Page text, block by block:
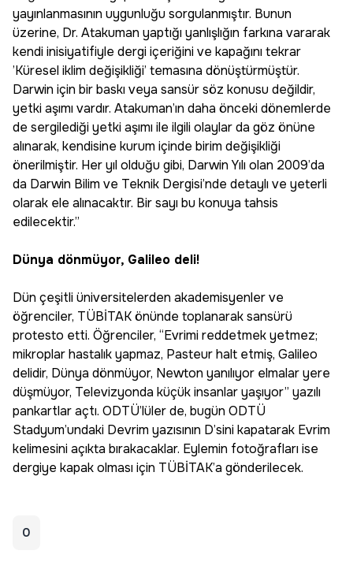
yayınlanmasının uygunluğu sorgulanmıştır. Bunun
üzerine, Dr. Atakuman yaptığı yanlışlığın farkına vararak
kendi inisiyatifiyle dergi içeriğini ve kapağını tekrar
’Küresel iklim değişikliği’ temasına dönüştürmüştür.
Darwin için bir baskı veya sansür söz konusu değildir,
yetki aşımı vardır. Atakuman’ın daha önceki dönemlerde
de sergilediği yetki aşımı ile ilgili olaylar da göz önüne
alınarak, kendisine kurum içinde birim değişikliği
önerilmiştir. Her yıl olduğu gibi, Darwin Yılı olan 2009’da
da Darwin Bilim ve Teknik Dergisi’nde detaylı ve yeterli
olarak ele alınacaktır. Bir sayı bu konuya tahsis
edilecektir.”
Dünya dönmüyor, Galileo deli!
Dün çeşitli üniversitelerden akademisyenler ve
öğrenciler, TÜBİTAK önünde toplanarak sansürü
protesto etti. Öğrenciler, “Evrimi reddetmek yetmez;
mikroplar hastalık yapmaz, Pasteur halt etmiş, Galileo
delidir, Dünya dönmüyor, Newton yanılıyor elmalar yere
düşmüyor, Televizyonda küçük insanlar yaşıyor” yazılı
pankartlar açtı. ODTÜ’lüler de, bugün ODTÜ
Stadyum’undaki Devrim yazısının D’sini kapatarak Evrim
kelimesini açıkta bırakacaklar. Eylemin fotoğrafları ise
dergiye kapak olması için TÜBİTAK’a gönderilecek.
0